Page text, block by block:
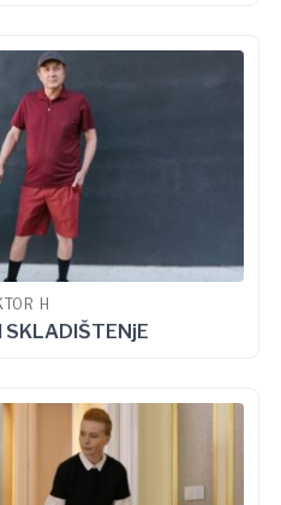
H
SKLADIŠTENjE